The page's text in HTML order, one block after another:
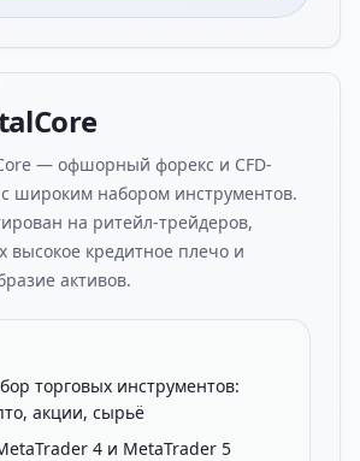
— офшорный форекс и CFD-
широким набором инструментов.
на ритейл-трейдеров,
кредитное плечо и
активов.
торговых инструментов:
акции, сырьё
4 и MetaTrader 5